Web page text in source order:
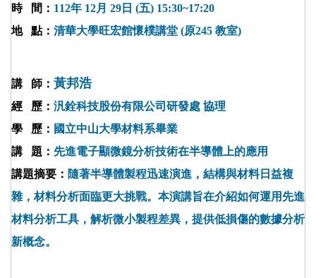
時 間： 112年 12月 29日 (五) 15:30~17:20
地 點： 清華大學旺宏館懷樸講堂 (原245 教室)
講 師 ： 黃邦浩
經 歷： 汎銓科技股份有限公司研發處 協理
學 歷： 國立中山大學材料系畢業
講 題： 先進電子顯微鏡分析技術在半導體上的應用
講題摘要： 隨著半導體製程迅速演進，結構與材料日益複
雜，材料分析面臨更大挑戰。本演講旨在介紹如何運用先進
材料分析工具，解析微小製程差異，提供低損傷的數據分析
新概念。